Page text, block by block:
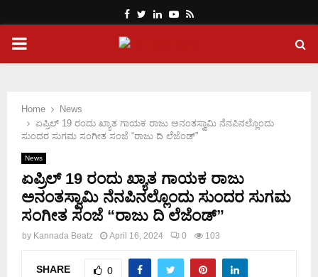
Facebook
Twitter
LinkedinYoutube
Rss
PRIMARY
Home
News
ಏಪ್ರಿಲ್ 19 ರಂದು ಖ್ಯಾತ ಗಾಯಕ ರಾಜು ಅನಂತಸ್ವಾಮಿ ನೆನಪಿನಲ್ಲೊಂದು
ಸುಂದರ ಸುಗಮ ಸಂಗೀತ ಸಂಜೆ “ರಾಜು ದಿ ಲೆಜೆಂಡ್”
News
ಏಪ್ರಿಲ್ 19 ರಂದು ಖ್ಯಾತ ಗಾಯಕ ರಾಜು
ಅನಂತಸ್ವಾಮಿ ನೆನಪಿನಲ್ಲೊಂದು ಸುಂದರ ಸುಗಮ
ಸಂಗೀತ ಸಂಜೆ “ರಾಜು ದಿ ಲೆಜೆಂಡ್”
by Kannada Beatz April 16, 2024 0 103
SHARE 0